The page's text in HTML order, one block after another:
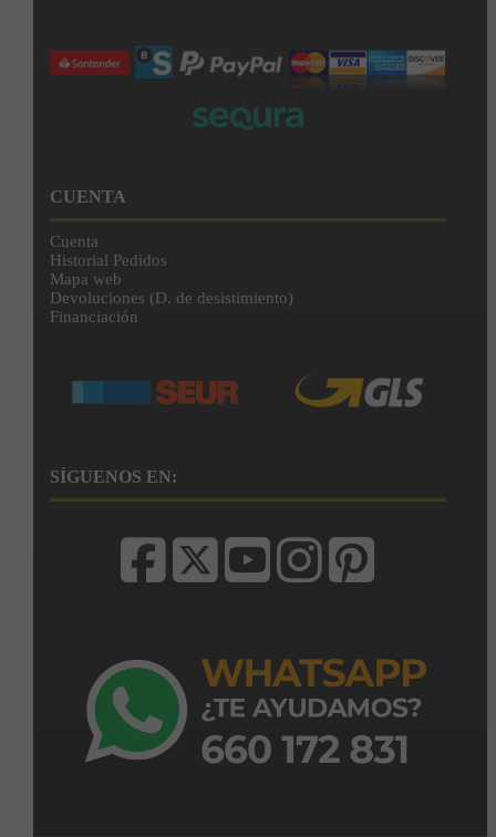
CUENTA
Cuenta
Historial Pedidos
Mapa web
Devoluciones (D. de desistimiento)
Financiación
SÍGUENOS EN: